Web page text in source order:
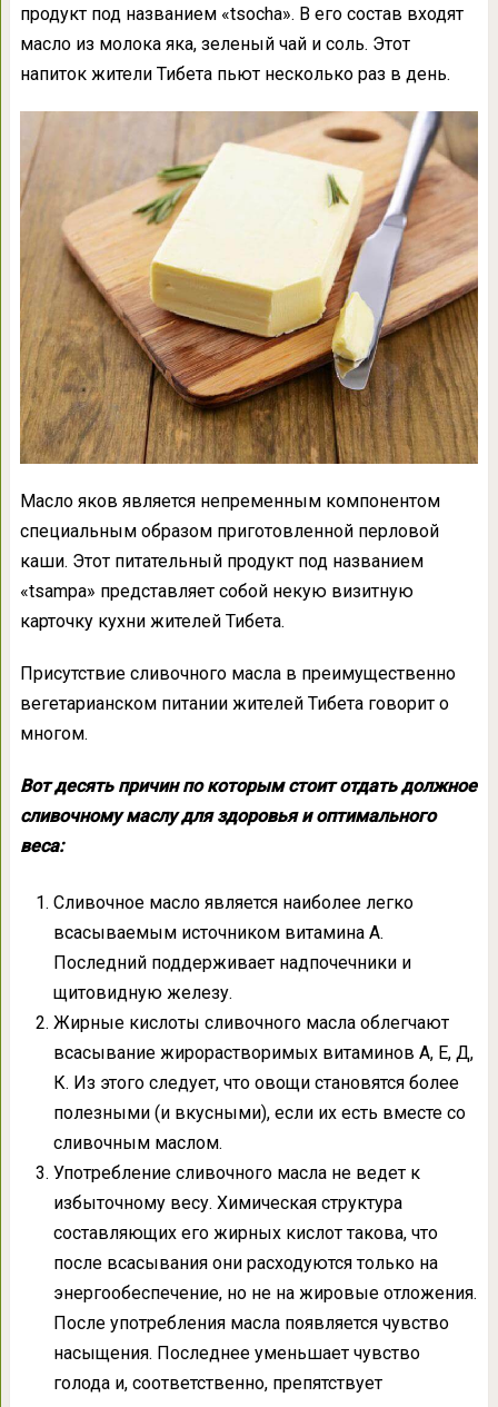
продукт под названием «tsocha». В его состав входят
масло из молока яка, зеленый чай и соль. Этот
напиток жители Тибета пьют несколько раз в день.
Масло яков является непременным компонентом
специальным образом приготовленной перловой
каши. Этот питательный продукт под названием
«tsampa» представляет собой некую визитную
карточку кухни жителей Тибета.
Присутствие сливочного масла в преимущественно
вегетарианском питании жителей Тибета говорит о
многом.
Вот десять причин по которым стоит отдать должное
сливочному маслу для здоровья и оптимального
веса:
Сливочное масло является наиболее легко
всасываемым источником витамина А.
Последний поддерживает надпочечники и
щитовидную железу.
Жирные кислоты сливочного масла облегчают
всасывание жирорастворимых витаминов А, Е, Д,
К. Из этого следует, что овощи становятся более
полезными (и вкусными), если их есть вместе со
сливочным маслом.
Употребление сливочного масла не ведет к
избыточному весу. Химическая структура
составляющих его жирных кислот такова, что
после всасывания они расходуются только на
энергообеспечение, но не на жировые отложения.
После употребления масла появляется чувство
насыщения. Последнее уменьшает чувство
голода и, соответственно, препятствует